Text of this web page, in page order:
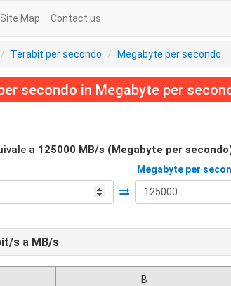
Site Map Contact us
Terabit per secondo Megabyte per secondo
secondo in Megabyte per
a 125000 MB/s (Megabyte per
Megabyte per
s a MB/s
B